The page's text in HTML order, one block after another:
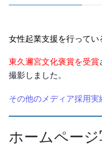
女性起業支援を行ってい
東久邇宮文化褒賞を受賞
撮影しました。
その他のメディア採用実
ホームページ